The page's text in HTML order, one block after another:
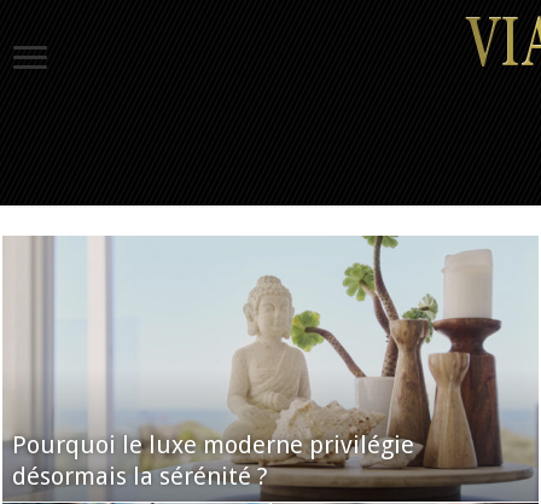
Pourquoi le luxe moderne privilégie
désormais la sérénité ?